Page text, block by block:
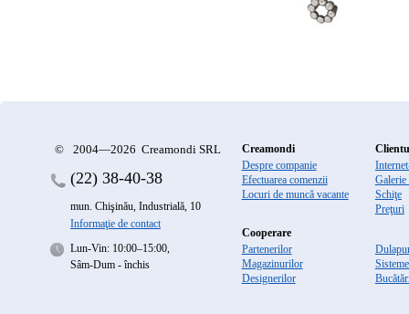
© 2004—2026 Creamondi SRL
(22) 38-40-38
mun. Chişinău, Industrială, 10
Informaţie de contact
Lun-Vin: 10:00–15:00,
Sâm-Dum - închis
Creamondi
Despre companie
Efectuarea comenzii
Locuri de muncă vacante
Schiţe
Preţuri
Cooperare
Partenerilor
Magazinurilor
Designerilor